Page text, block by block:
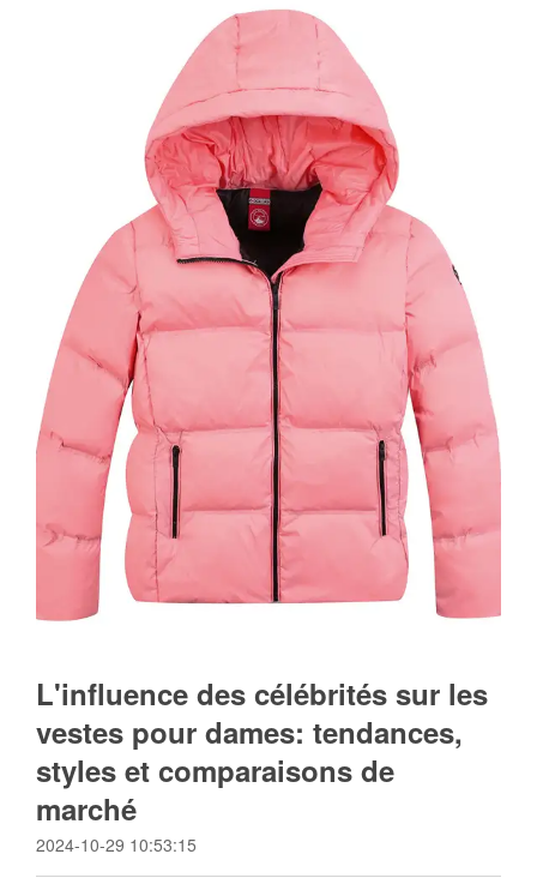
L'influence des célébrités sur les
vestes pour dames: tendances,
styles et comparaisons de
marché
2024-10-29 10:53:15